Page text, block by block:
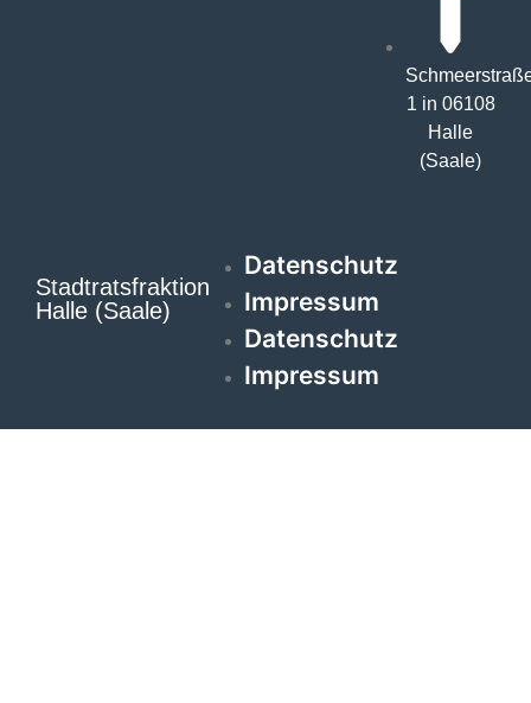
1 in 06108
Halle
(Saale)
Stadtratsfraktion
Halle (Saale)
Datenschutz
Impressum
Datenschutz
Impressum